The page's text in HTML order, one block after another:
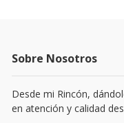
Sobre Nosotros
Desde mi Rincón,
en atención y calidad